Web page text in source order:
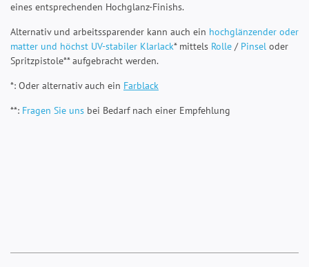
eines entsprechenden Hochglanz-Finishs.
Alternativ und arbeitssparender kann auch ein hochglänzender oder
matter und höchst UV-stabiler Klarlack* mittels Rolle / Pinsel oder
Spritzpistole** aufgebracht werden.
*: Oder alternativ auch ein Farblack
**: Fragen Sie uns bei Bedarf nach einer Empfehlung